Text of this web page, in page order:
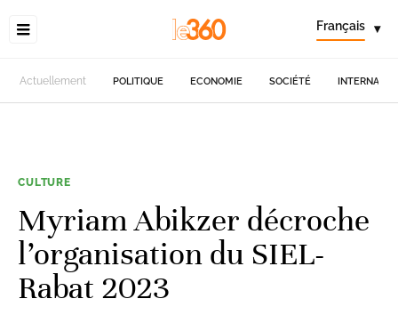
Français ▾
Actuellement POLITIQUE ECONOMIE SOCIÉTÉ
CULTURE
Myriam Abikzer décroche
l’organisation du SIEL-
Rabat 2023